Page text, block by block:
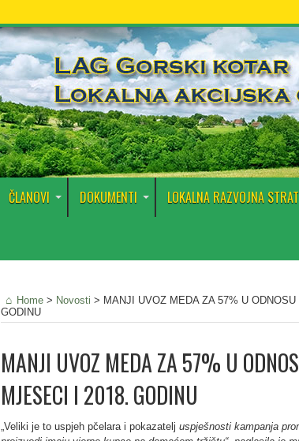
ČLANOVI DOKUMENTI LOKALNA RAZVOJNA
Home > Novosti > MANJI UVOZ MEDA ZA 57% U
GODINU
MANJI UVOZ MEDA ZA 57% U
MJESECI I 2018. GODINU
„Veliki je to uspjeh pčelara i pokazatelj uspješnosti kampanja